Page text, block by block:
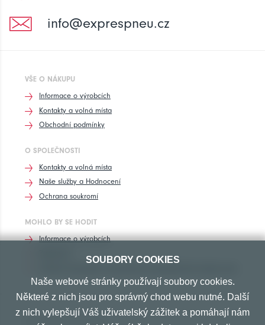
info@exprespneu.cz
VŠE O NÁKUPU
Informace o výrobcích
Kontakty a volná místa
Obchodní podmínky
O SPOLEČNOSTI
Kontakty a volná místa
Naše služby a Hodnocení
Ochrana soukromí
MOHLO BY SE HODIT
Informace o výrobcích
PŘIJÍMÁME TYTO PLATBY
SOUBORY COOKIES
Naše webové stránky používají soubory cookies.
Některé z nich jsou pro správný chod webu nutné. Další
z nich vylepšují Váš uživatelský zážitek a pomáhají nám